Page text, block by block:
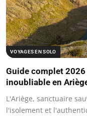
VOYAGES EN SOLO
Guide complet
inoubliable en
L'Ariège, sanctuaire
l'isolement et